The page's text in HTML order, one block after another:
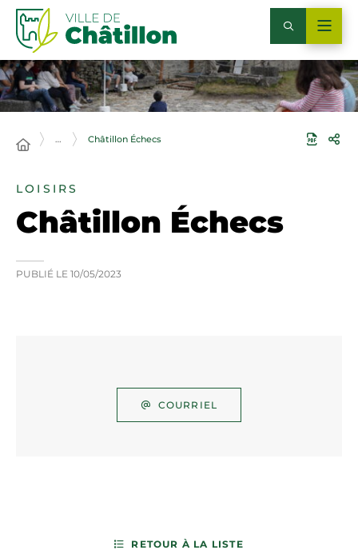
… Châtillon Échecs
LOISIRS
Châtillon Échecs
PUBLIÉ LE 10/05/2023
COURRIEL
RETOUR À LA LISTE